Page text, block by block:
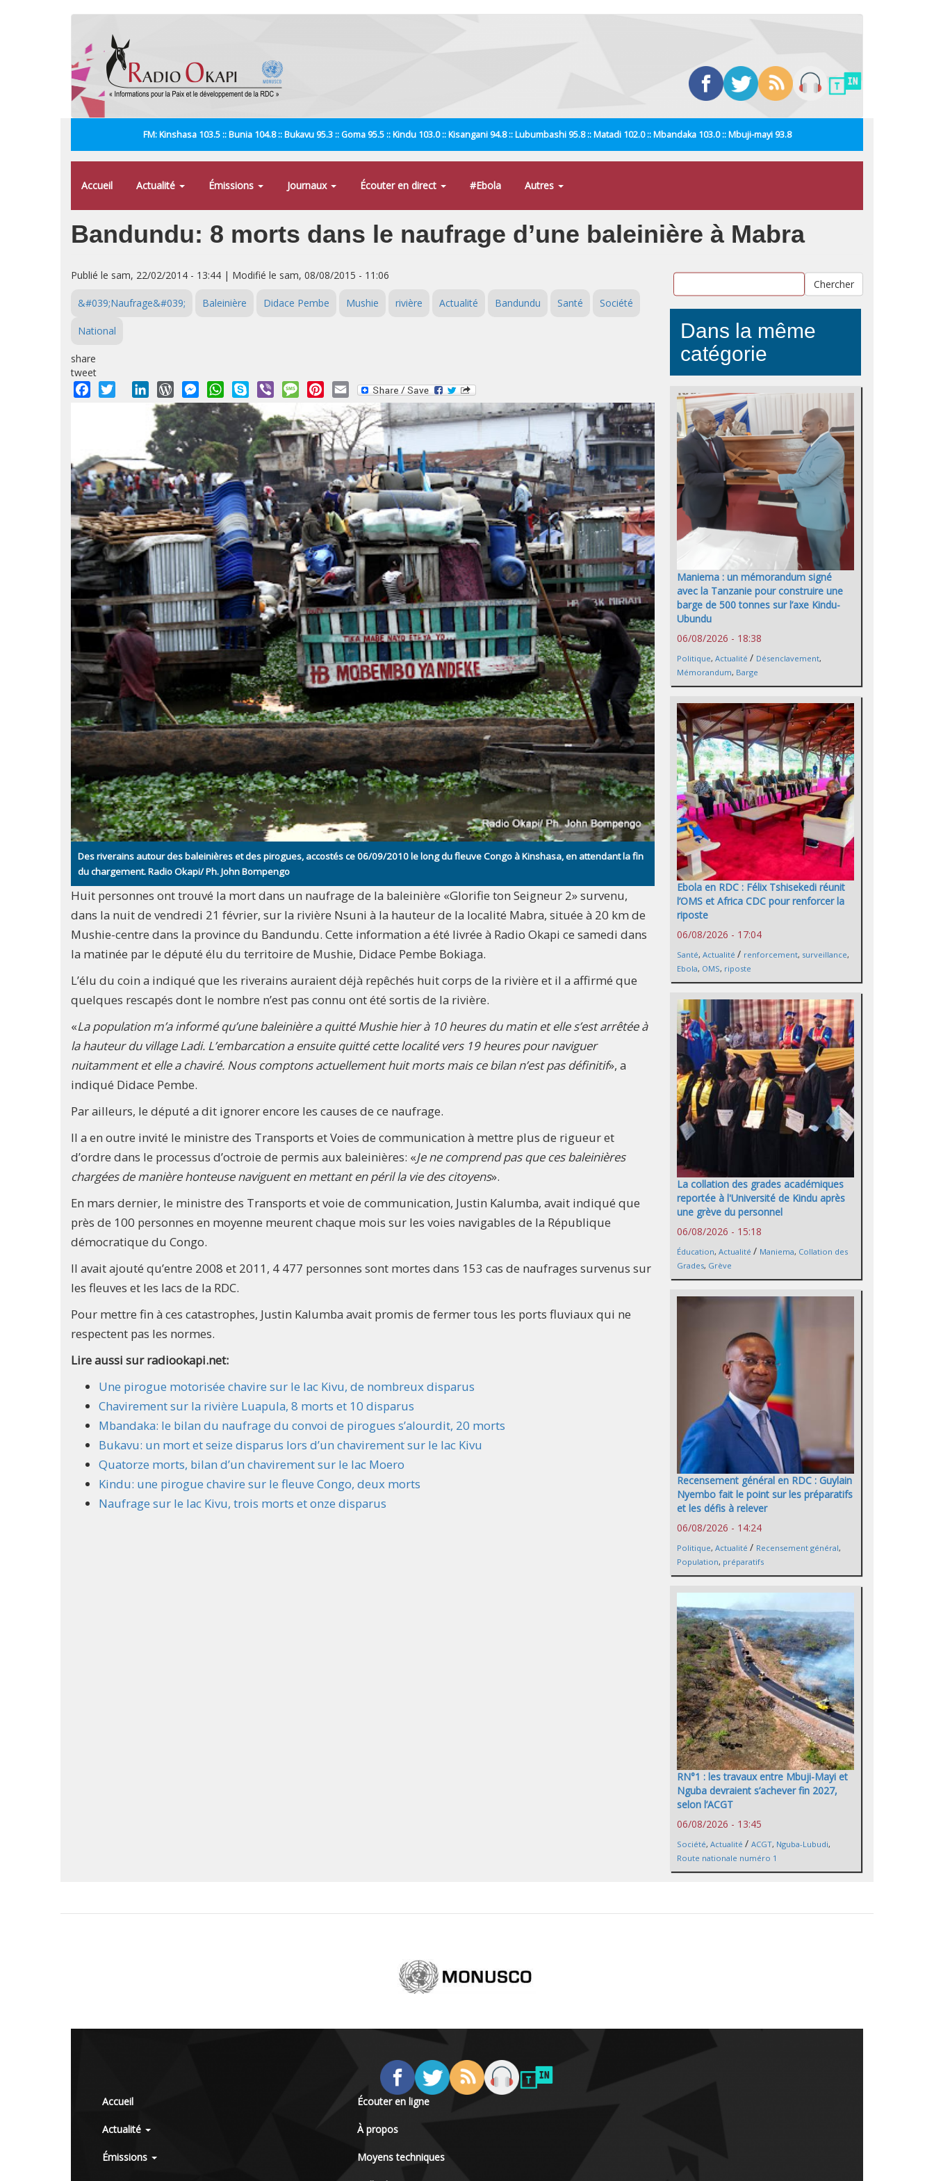
FM: Kinshasa 103.5 :: Bunia 104.8 :: Bukavu 95.3 :: Goma 95.5 :: Kindu 103.0 :: Kisangani 94.8 :: Lubumbashi 95.8 :: Matadi 102.0 :: Mbandaka 103.0 :: Mbuji-mayi 93.8
Accueil Actualité Émissions Journaux Écouter en direct #Ebola Autres
Bandundu: 8 morts dans le naufrage d’une baleinière à Mabra
Publié le sam, 22/02/2014 - 13:44 | Modifié le sam, 08/08/2015 - 11:06
&#039;Naufrage&#039; Baleinière Didace Pembe Mushie rivière Actualité Bandundu Santé Société
National
share
tweet
Facebook
Twitter LinkedInWordPressMessengerWhatsApp
Skype Viber MessagePinterest
Email
Des riverains autour des baleinières et des pirogues, accostés ce 06/09/2010 le long du fleuve Congo à Kinshasa, en attendant la fin
du chargement. Radio Okapi/ Ph. John Bompengo
Huit personnes ont trouvé la mort dans un naufrage de la baleinière «Glorifie ton Seigneur 2» survenu,
dans la nuit de vendredi 21 février, sur la rivière Nsuni à la hauteur de la localité Mabra, située à 20 km de
Mushie-centre dans la province du Bandundu. Cette information a été livrée à Radio Okapi ce samedi dans
la matinée par le député élu du territoire de Mushie, Didace Pembe Bokiaga.
L’élu du coin a indiqué que les riverains auraient déjà repêchés huit corps de la rivière et il a affirmé que
quelques rescapés dont le nombre n’est pas connu ont été sortis de la rivière.
«La population m’a informé qu’une baleinière a quitté Mushie hier à 10 heures du matin et elle s’est arrêtée à
la hauteur du village Ladi. L’embarcation a ensuite quitté cette localité vers 19 heures pour naviguer
nuitamment et elle a chaviré. Nous comptons actuellement huit morts mais ce bilan n’est pas définitif», a
indiqué Didace Pembe.
Par ailleurs, le député a dit ignorer encore les causes de ce naufrage.
Il a en outre invité le ministre des Transports et Voies de communication à mettre plus de rigueur et
d’ordre dans le processus d’octroie de permis aux baleinières: «Je ne comprend pas que ces baleinières
chargées de manière honteuse naviguent en mettant en péril la vie des citoyens».
En mars dernier, le ministre des Transports et voie de communication, Justin Kalumba, avait indiqué que
près de 100 personnes en moyenne meurent chaque mois sur les voies navigables de la République
démocratique du Congo.
Il avait ajouté qu’entre 2008 et 2011, 4 477 personnes sont mortes dans 153 cas de naufrages survenus sur
les fleuves et les lacs de la RDC.
Pour mettre fin à ces catastrophes, Justin Kalumba avait promis de fermer tous les ports fluviaux qui ne
respectent pas les normes.
Lire aussi sur radiookapi.net:
Une pirogue motorisée chavire sur le lac Kivu, de nombreux disparus
Chavirement sur la rivière Luapula, 8 morts et 10 disparus
Mbandaka: le bilan du naufrage du convoi de pirogues s’alourdit, 20 morts
Bukavu: un mort et seize disparus lors d’un chavirement sur le lac Kivu
Quatorze morts, bilan d’un chavirement sur le lac Moero
Kindu: une pirogue chavire sur le fleuve Congo, deux morts
Naufrage sur le lac Kivu, trois morts et onze disparus
Chercher
Dans la même
catégorie
Maniema : un mémorandum signé
avec la Tanzanie pour construire une
barge de 500 tonnes sur l’axe Kindu-
Ubundu
06/08/2026 - 18:38
Politique, Actualité / Désenclavement,
Mémorandum, Barge
Ebola en RDC : Félix Tshisekedi réunit
l’OMS et Africa CDC pour renforcer la
riposte
06/08/2026 - 17:04
Santé, Actualité / renforcement, surveillance,
Ebola, OMS, riposte
La collation des grades académiques
reportée à l'Université de Kindu après
une grève du personnel
06/08/2026 - 15:18
Éducation, Actualité / Maniema, Collation des
Grades, Grève
Recensement général en RDC : Guylain
Nyembo fait le point sur les préparatifs
et les défis à relever
06/08/2026 - 14:24
Politique, Actualité / Recensement général,
Population, préparatifs
RN°1 : les travaux entre Mbuji-Mayi et
Nguba devraient s’achever fin 2027,
selon l’ACGT
06/08/2026 - 13:45
Société, Actualité / ACGT, Nguba-Lubudi,
Route nationale numéro 1
Accueil
Actualité
Émissions
Écouter en ligne
À propos
Moyens techniques